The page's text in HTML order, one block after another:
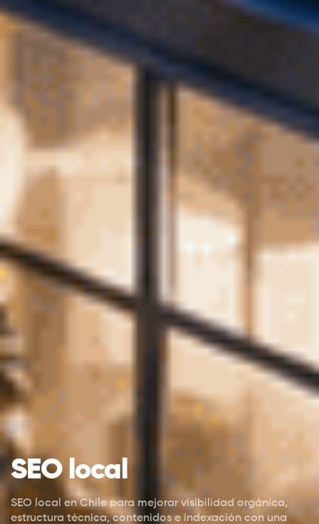
SEO local
SEO local en Chile para mejorar visibilidad orgánica,
estructura técnica, contenidos e indexación con una